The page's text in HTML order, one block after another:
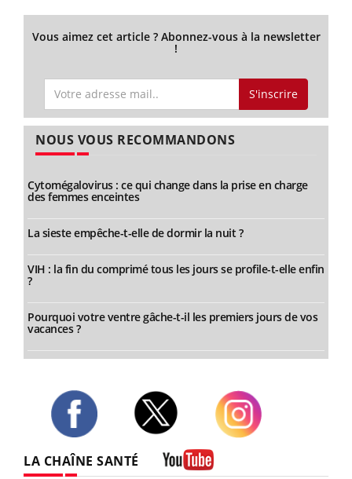
Vous aimez cet article ? Abonnez-vous à la newsletter
!
S'inscrire
NOUS VOUS RECOMMANDONS
Cytomégalovirus : ce qui change dans la prise en charge
des femmes enceintes
La sieste empêche-t-elle de dormir la nuit ?
VIH : la fin du comprimé tous les jours se profile-t-elle enfin
?
Pourquoi votre ventre gâche-t-il les premiers jours de vos
vacances ?
LA CHAÎNE SANTÉ